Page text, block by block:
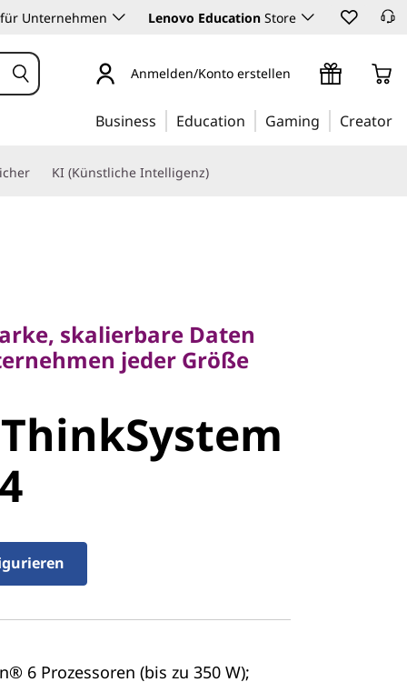
Unternehmen Lenovo Education Store
Anmelden/Konto erstellen
Business Education Gaming Creator
KI (Künstliche Intelligenz)
SR850
skalierbare Daten
jeder Größe
6 Prozessoren (bis zu 350 W);